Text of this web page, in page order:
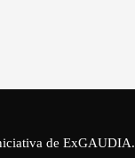
de ExGAUDIA.